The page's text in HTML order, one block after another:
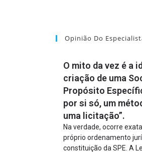
Opinião Do
O mito da vez é a
criação de uma
Propósito
por si só, um
uma licitação”.
Na verdade, ocorre
próprio ordenamento
constituição da SPE. A